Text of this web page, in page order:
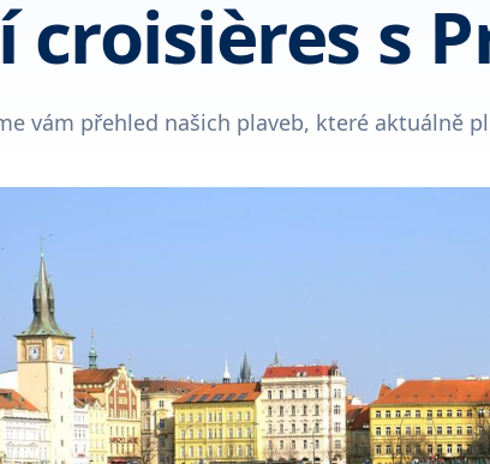
croisières s
vám přehled našich plaveb, které aktuálně